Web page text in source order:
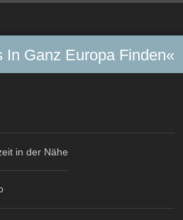
In Ganz Europa Finden«
in der Nähe